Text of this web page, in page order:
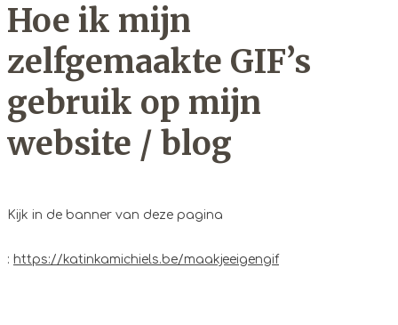
Hoe ik mijn
zelfgemaakte GIF’s
gebruik op mijn
website / blog
Kijk in de banner van deze pagina
: https://katinkamichiels.be/maakjeeigengif